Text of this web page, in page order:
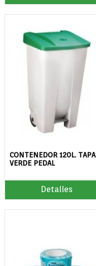
CONTENEDOR 120L. TAPA
VERDE PEDAL
Detalles